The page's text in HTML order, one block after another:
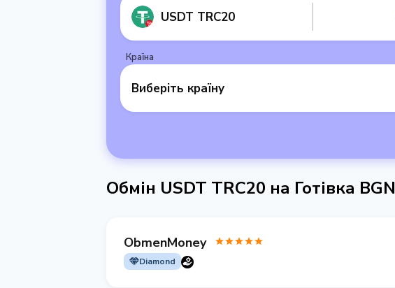
USDT TRC20
Країна
Виберіть країну
Обмін USDT TRC20 на Готівка
ObmenMoney
Diamond